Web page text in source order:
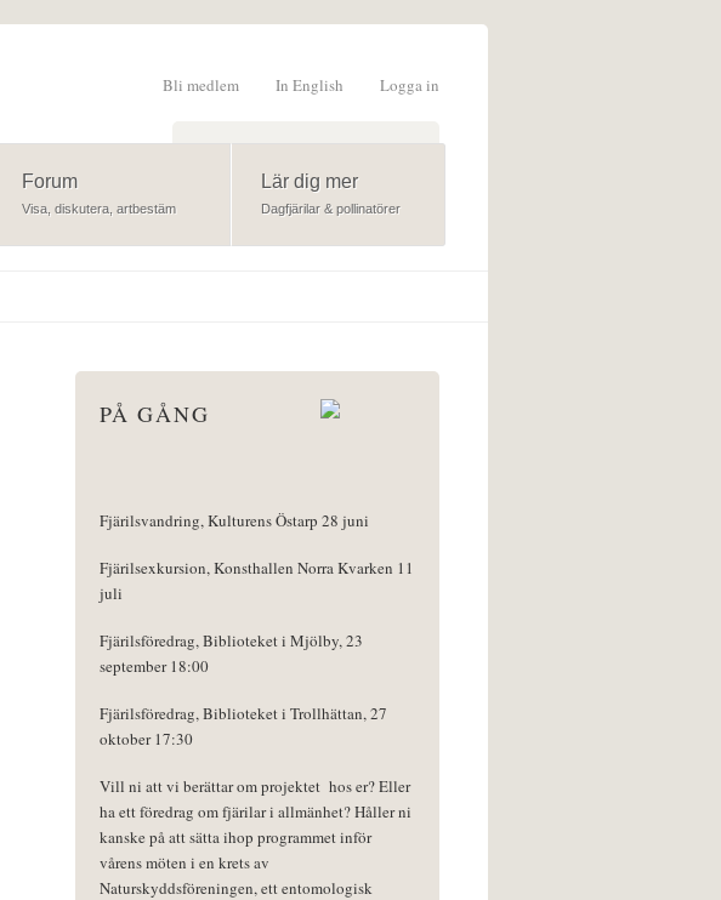
Logga in
In English
Bli medlem
Sökformulär
Forum
Visa, diskutera, artbestäm
Lär dig mer
Dagfjärilar & pollinatörer
PÅ GÅNG
Fjärilsvandring, Kulturens Östarp 28 juni
Fjärilsexkursion, Konsthallen Norra Kvarken 11
juli
Fjärilsföredrag, Biblioteket i Mjölby, 23
september 18:00
Fjärilsföredrag, Biblioteket i Trollhättan, 27
oktober 17:30
Vill ni att vi berättar om projektet hos er? Eller
ha ett föredrag om fjärilar i allmänhet? Håller ni
kanske på att sätta ihop programmet inför
vårens möten i en krets av
Naturskyddsföreningen, ett entomologisk